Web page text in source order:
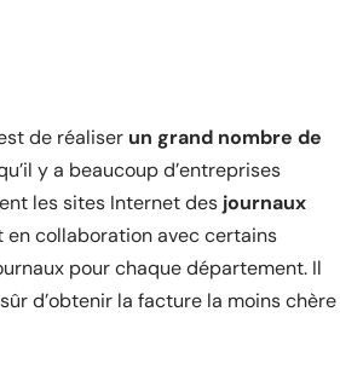
de réaliser un grand nombre de
y a beaucoup d’entreprises
les sites Internet des journaux
en collaboration avec certains
pour chaque département. Il
d’obtenir la facture la moins chère